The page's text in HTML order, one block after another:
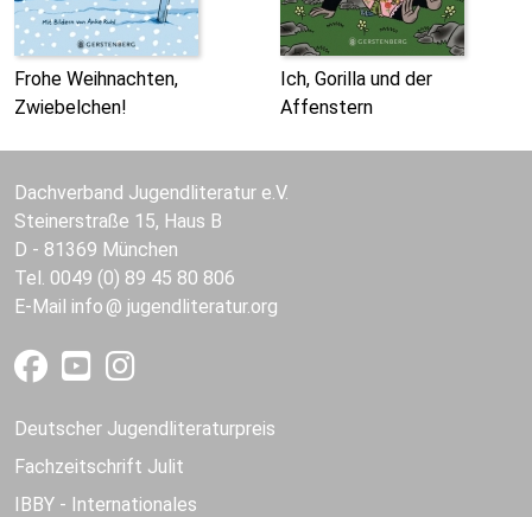
Frohe Weihnachten,
Zwiebelchen!
Ich, Gorilla und der
Affenstern
Dachverband Jugendliteratur e.V.
Steinerstraße 15, Haus B
D - 81369 München
Tel. 0049 (0) 89 45 80 806
E-Mail info jugendliteratur.org
Deutscher Jugendliteraturpreis
Fachzeitschrift Julit
IBBY - Internationales